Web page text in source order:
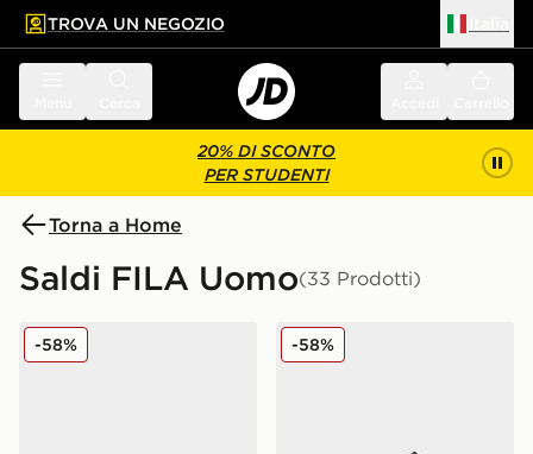
principale
a fondo pagina
TROVA UN NEGOZIO
20% DI SCONTO
PER STUDENTI
Torna a Home
Saldi FILA Uomo(33 Prodotti)
Fila Cress
-58% Fila Cress
-58%